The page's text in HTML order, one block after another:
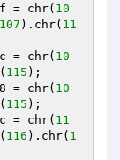
= chr( 10
107 ).chr( 11
= chr( 10
115
= chr( 10
115
= chr( 11
116 ).chr( 1